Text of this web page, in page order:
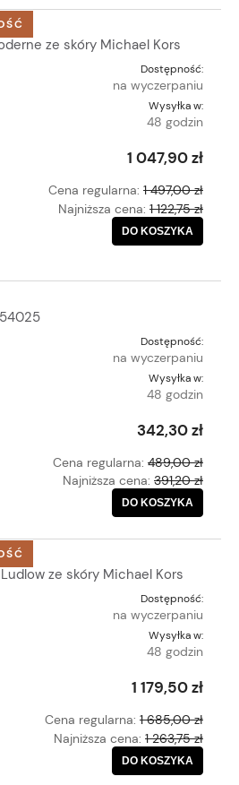
ze skóry Michael Kors
Dostępność:
na wyczerpaniu
Wysyłka w:
48 godzin
1 047,90 zł
Cena regularna: 1 497,00 zł
Najniższa cena: 1 122,75 zł
DO KOSZYKA
Dostępność:
na wyczerpaniu
Wysyłka w:
48 godzin
342,30 zł
Cena regularna: 489,00 zł
Najniższa cena: 391,20 zł
DO KOSZYKA
ze skóry Michael Kors
Dostępność:
na wyczerpaniu
Wysyłka w:
48 godzin
1 179,50 zł
Cena regularna: 1 685,00 zł
Najniższa cena: 1 263,75 zł
DO KOSZYKA